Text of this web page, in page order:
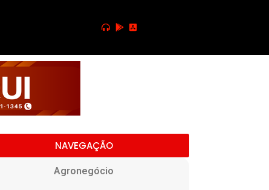
NAVEGAÇÃO
Agronegócio